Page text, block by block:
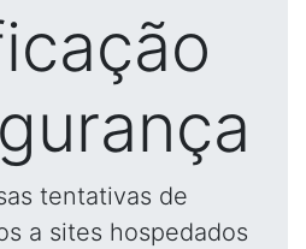
tentativas de
a sites hospedados